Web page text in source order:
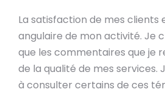
La satisfaction de mes clients
angulaire de mon activité. Je
que les commentaires que je
de la qualité de mes services.
à consulter certains de ces